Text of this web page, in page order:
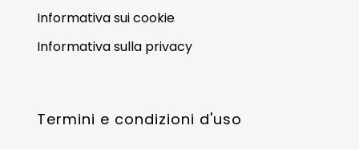
Informativa sui cookie
Informativa sulla privacy
Termini e condizioni d'uso